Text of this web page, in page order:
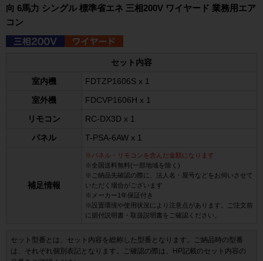
向 6馬力 シングル 標準省エネ 三相200V ワイヤード 業務用エア
コン
セット内容
室内機 FDTZP1606S x 1
室外機 FDCVP1606H x 1
リモコン RC-DX3D x 1
パネル T-PSA-6AW x 1
補足情報
※パネル・リモコンを含んだ金額になります
※全国送料無料(一部地域を除く)
※ご納品先確認の際に、法人名・屋号などをお伺いさせて
いただく場合がございます
※メーカー1年保証付き
※設置環境や使用状況により注意点があります。ご注文前
に据付説明書・取扱説明書をご確認ください。
セット型番とは、セット内容を総称した型番となります。ご納品時の型番
は、それぞれ個別表記となります。ご確認の際は、HP記載のセット内容の